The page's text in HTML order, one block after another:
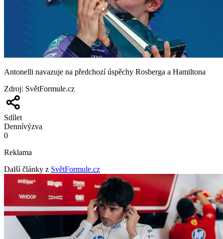
Antonelli navazuje na předchozí úspěchy Rosberga a Hamiltona
Zdroj: SvětFormule.cz
Sdílet
Dennívýzva
0
Reklama
Další články z SvětFormule.cz